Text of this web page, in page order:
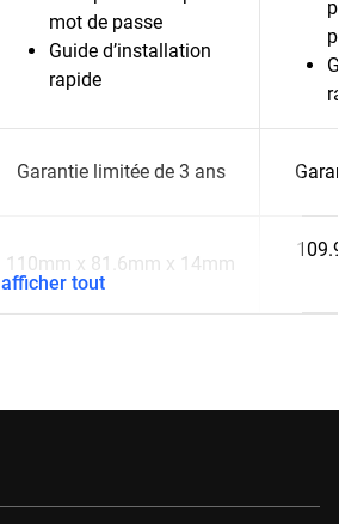
mot de passe
Guide d’installation
rapide
Garantie limitée de 3 ans
110mm x 81.6mm x 14mm
afficher tout